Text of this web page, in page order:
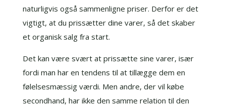
naturligvis også sammenligne priser. Derfor er det
vigtigt, at du prissætter dine varer, så det skaber
et organisk salg fra start.
Det kan være svært at prissætte sine varer, især
fordi man har en tendens til at tillægge dem en
følelsesmæssig værdi. Men andre, der vil købe
secondhand, har ikke den samme relation til den